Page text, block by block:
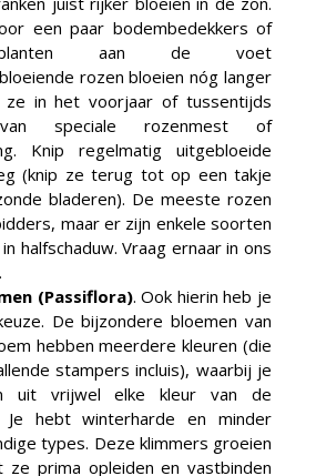
een paar bodembedekkers of
aan de voet
rozen bloeien nóg langer
ze in het voorjaar of tussentijds
speciale rozenmest of
Knip regelmatig uitgebloeide
(knip ze terug tot op een takje
bladeren). De meeste rozen
maar er zijn enkele soorten
halfschaduw. Vraag ernaar in ons
(Passiflora). Ook hierin heb je
De bijzondere bloemen van
hebben meerdere kleuren (die
stampers incluis), waarbij je
uit vrijwel elke kleur van de
Je hebt winterharde en minder
types. Deze klimmers groeien
ze prima opleiden en vastbinden